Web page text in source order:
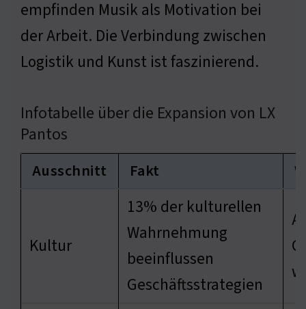
empfinden Musik als Motivation bei
der Arbeit. Die Verbindung zwischen
Logistik und Kunst ist faszinierend.
Infotabelle über die Expansion von LX
Pantos
Ausschnitt Fakt
Kultur
13% der kulturellen
Wahrnehmung
beeinflussen
Geschäftsstrategien